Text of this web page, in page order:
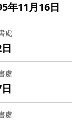
年11月16日
處
處
處